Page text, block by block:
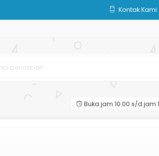
Kontak Kami
Buka jam 10.00 s/d jam